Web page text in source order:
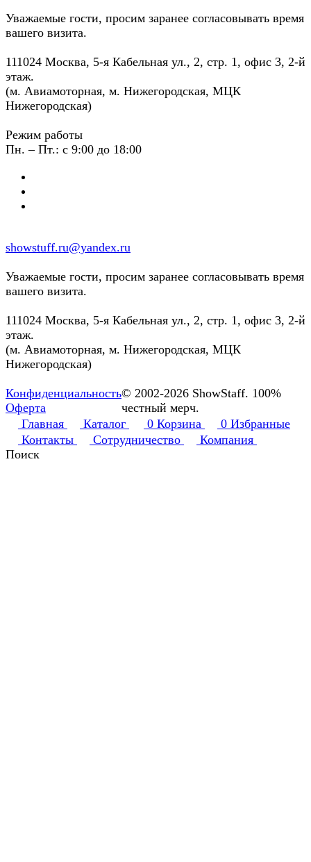
Уважаемые гости, просим заранее согласовывать время
вашего визита.
111024 Москва, 5-я Кабельная ул., 2, стр. 1, офис 3, 2-й
этаж.
(м. Авиамоторная, м. Нижегородская, МЦК
Нижегородская)
Режим работы
Пн. – Пт.: с 9:00 до 18:00
showstuff.ru@yandex.ru
Уважаемые гости, просим заранее согласовывать время
вашего визита.
111024 Москва, 5-я Кабельная ул., 2, стр. 1, офис 3, 2-й
этаж.
(м. Авиамоторная, м. Нижегородская, МЦК
Нижегородская)
Конфиденциальность
Оферта
© 2002-2026 ShowStaff. 100%
честный мерч.
Главная
Каталог 0 Корзина 0 Избранные
Контакты
Сотрудничество
Компания
Поиск